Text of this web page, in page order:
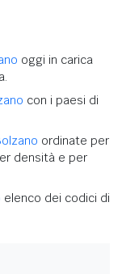
oggi in carica
con i paesi di
ordinate per
densità e per
elenco dei codici di